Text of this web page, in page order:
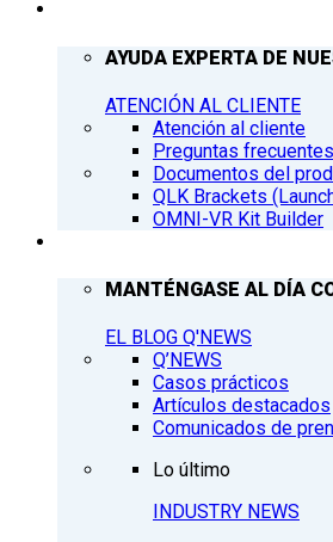
AYUDA EXPERTA DE
ATENCIÓN AL CLIENTE
Atención al cliente
Preguntas
Documentos del
QLK Brackets
OMNI-VR Kit Builder
MANTÉNGASE AL DÍA
EL BLOG Q'NEWS
Q’NEWS
Casos prácticos
Artículos destacados
Comunicados de
Lo último
INDUSTRY NEWS